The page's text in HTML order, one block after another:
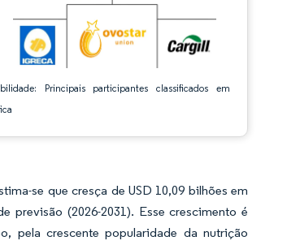
Principais participantes classificados em
se que cresça de USD 10,09 bilhões em
previsão (2026-2031). Esse crescimento é
pela crescente popularidade da nutrição